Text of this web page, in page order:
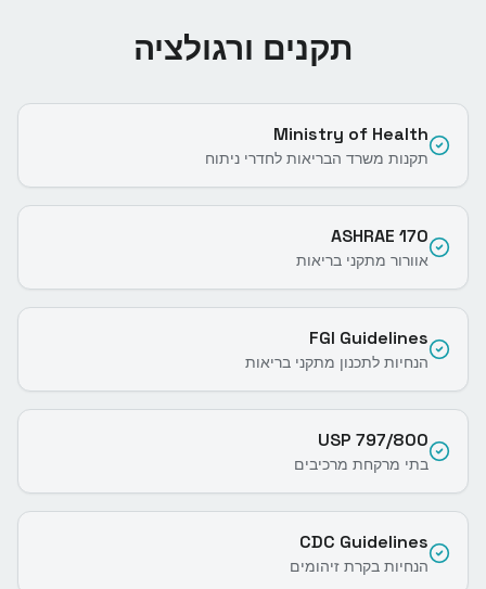
תקנים ורגולציה
Ministry of Health
תקנות משרד הבריאות לחדרי ניתוח
ASHRAE 170
אוורור מתקני בריאות
FGI Guidelines
הנחיות לתכנון מתקני בריאות
USP 797/800
בתי מרקחת מרכיבים
CDC Guidelines
הנחיות בקרת זיהומים